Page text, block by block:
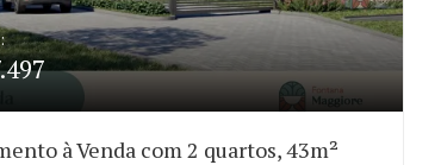
à Venda com 2 quartos, 43m²